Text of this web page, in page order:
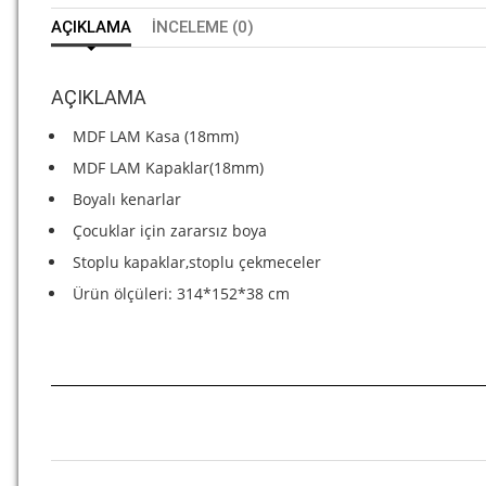
AÇIKLAMA İNCELEME (0)
AÇIKLAMA
MDF LAM Kasa (18mm)
MDF LAM Kapaklar(18mm)
Boyalı kenarlar
Çocuklar için zararsız boya
Stoplu kapaklar,stoplu çekmeceler
Ürün ölçüleri: 314*152*38 cm